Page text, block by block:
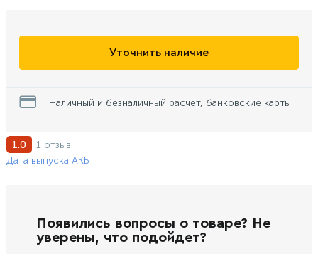
Уточнить наличие
Наличный и безналичный расчет, банковские карты
1.0
1 отзыв
Дата выпуска АКБ
Появились вопросы о товаре? Не
уверены, что подойдет?